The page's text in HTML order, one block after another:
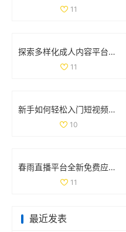
11
探索多样化成人内容平台的最新动态与趋势分析
11
新手如何轻松入门短视频制作的实用指南和步骤分享
10
春雨直播平台全新免费应用上线，畅享精彩视听体验
11
最近发表